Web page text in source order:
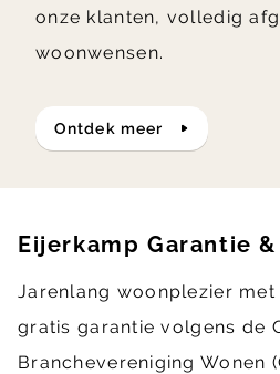
onze klanten, volledig
woonwensen.
ontdek meer
Eijerkamp Garantie
Jarenlang woonplezier
gratis garantie volgens de
Branchevereniging Wonen